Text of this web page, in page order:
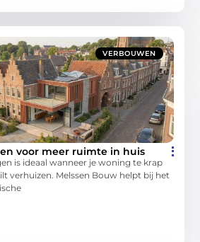
VERBOUWEN
voor meer ruimte in huis
is ideaal wanneer je woning te krap
verhuizen. Melssen Bouw helpt bij het